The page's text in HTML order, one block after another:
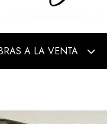
A LA VENTA